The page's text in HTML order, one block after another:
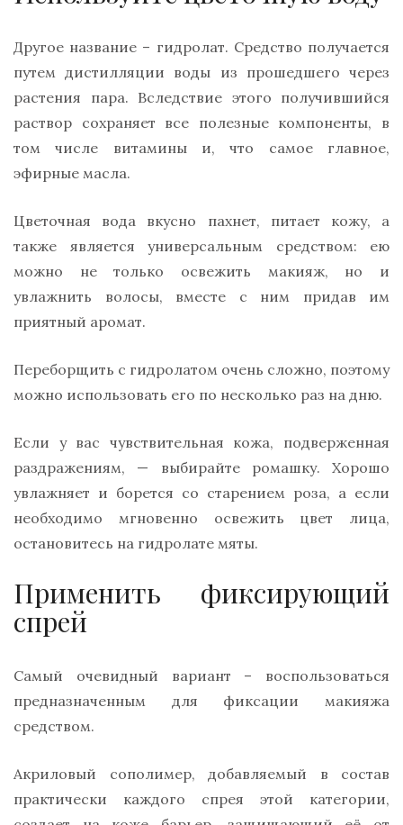
Другое название – гидролат. Средство получается
путем дистилляции воды из прошедшего через
растения пара. Вследствие этого получившийся
раствор сохраняет все полезные компоненты, в
том числе витамины и, что самое главное,
эфирные масла.
Цветочная вода вкусно пахнет, питает кожу, а
также является универсальным средством: ею
можно не только освежить макияж, но и
увлажнить волосы, вместе с ним придав им
приятный аромат.
Переборщить с гидролатом очень сложно, поэтому
можно использовать его по несколько раз на дню.
Если у вас чувствительная кожа, подверженная
раздражениям, — выбирайте ромашку. Хорошо
увлажняет и борется со старением роза, а если
необходимо мгновенно освежить цвет лица,
остановитесь на гидролате мяты.
Применить фиксирующий
спрей
Самый очевидный вариант – воспользоваться
предназначенным для фиксации макияжа
средством.
Акриловый сополимер, добавляемый в состав
практически каждого спрея этой категории,